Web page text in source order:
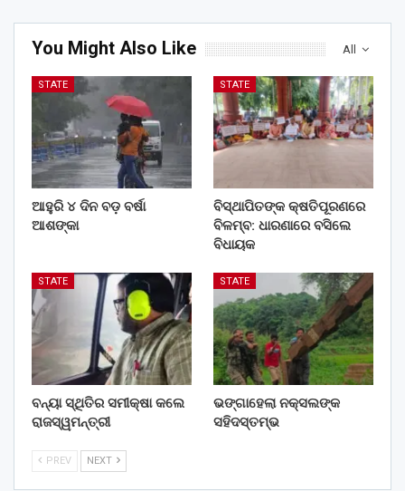
All
You Might Also Like
STATE
ଆହୁରି ୪ ଦିନ ବଡ଼ ବର୍ଷା
ଆଶଙ୍କା
STATE
ବିସ୍ଥାପିତଙ୍କ କ୍ଷତିପୂରଣରେ
ବିଳମ୍ବ: ଧାରଣାରେ ବସିଲେ
ବିଧାୟକ
STATE
ବନ୍ୟା ସ୍ଥିତିର ସମୀକ୍ଷା କଲେ
ରାଜସ୍ୱମନ୍ତ୍ରୀ
STATE
ଭଙ୍ଗାହେଲା ନକ୍ସଲଙ୍କ
ସହିଦସ୍ତମ୍ଭ
PREV NEXT